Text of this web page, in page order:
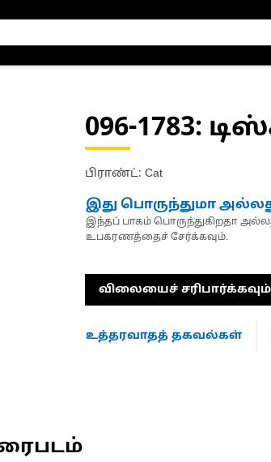
096-1783:
பிராண்ட்: Cat
இது பொருந்துமா
இந்தப் பாகம் பொருந்துகிறதா
உபகரணத்தைச் சேர்க்கவும்.
விலையைச் சரிபார்க்கவும்
உத்தரவாதத் தகவல்கள்